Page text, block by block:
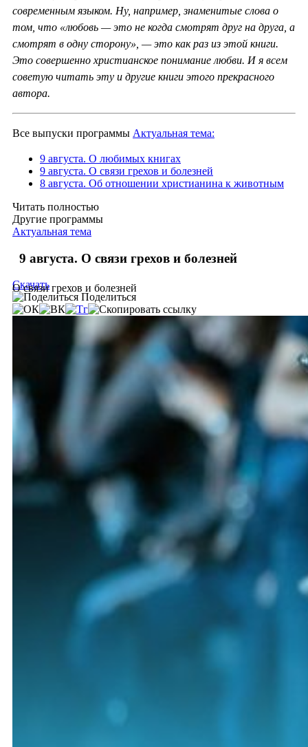
современным языком. Ну, например, знаменитые слова о
том, что «любовь — это не когда смотрят друг на друга, а
смотрят в одну сторону», — это как раз из этой книги.
Это совершенно христианское понимание любви. И я всем
советую читать эту и другие книги этого прекрасного
автора.
Все выпуски программы Актуальная тема:
9 августа. О любимых книгах
9 августа. О связи грехов и болезней
8 августа. Об отношении христианина к животным
Читать полностью
Другие программы
Актуальная тема
9 августа. О связи грехов и болезней
О связи грехов и болезней
Скачать
Поделиться